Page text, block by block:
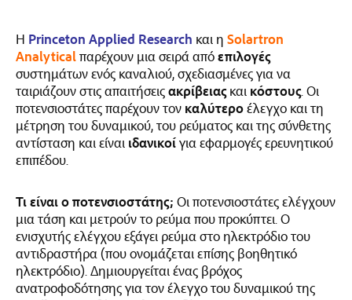
Η Princeton Applied Research και η Solartron
Analyticalπαρέχουν μια σειρά απόεπιλογές
συστημάτων ενός καναλιού, σχεδιασμένες για να
ταιριάζουν στις απαιτήσειςακρίβειας και κόστους . Οι
ποτενσιοστάτες παρέχουν τον καλύτεροέλεγχο και τη
μέτρηση του δυναμικού, του ρεύματος και της σύνθετης
αντίσταση και είναι ιδανικοίγια εφαρμογές ερευνητικού
επιπέδου.
Τι είναι ο ποτενσιοστάτης; Οι ποτενσιοστάτες ελέγχουν
μια τάση και μετρούν το ρεύμα που προκύπτει. Ο
ενισχυτής ελέγχου εξάγει ρεύμα στο ηλεκτρόδιο του
αντιδραστήρα (που ονομάζεται επίσης βοηθητικό
ηλεκτρόδιο). Δημιουργείται ένας βρόχος
ανατροφοδότησης για τον έλεγχο του δυναμικού της